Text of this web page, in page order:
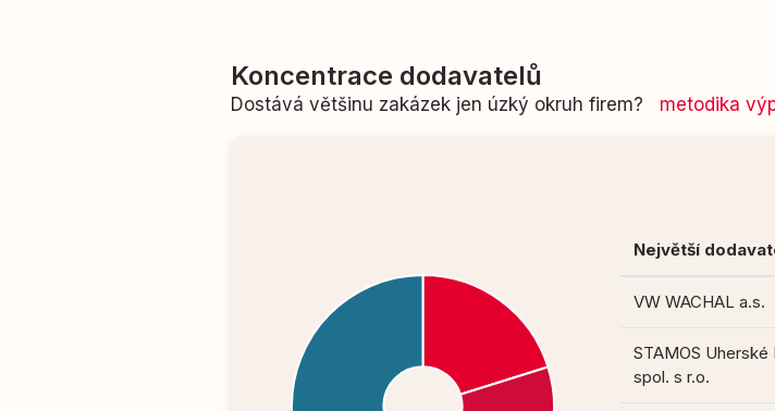
Koncentrace dodavatelů
Dostává většinu zakázek jen úzký okruh firem? metodika
Největší
VW WACHAL a.s.
STAMOS Uherské
spol. s r.o.